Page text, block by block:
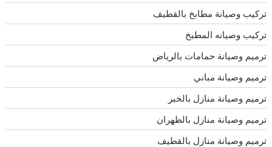
تركيب وصيانة مطابخ بالقطيف
تركيب وصيانه المطبخ
ترميم وصيانة حمامات بالرياض
ترميم وصيانة مباني
ترميم وصيانة منازل بالخبر
ترميم وصيانة منازل بالظهران
ترميم وصيانة منازل بالقطيف